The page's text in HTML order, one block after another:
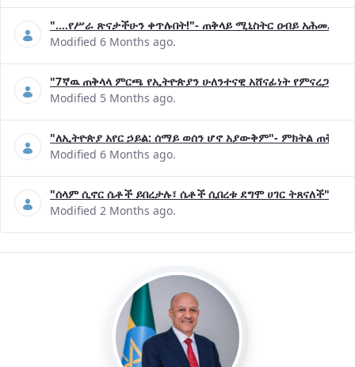
"....የሥራ ጽናታችሁን ቀጥሉበት!"- ጠቅላይ ሚኒስትር ዐብይ አሕመድ (ዶ/
Modified 6 Months ago.
"7ኛዉ ጠቅላላ ምርጫ የኢትዮጵያን ሁለንተናዊ አሸናፊነት
Modified 5 Months ago.
"ለኢትዮጵያ አየር ኃይል: ሰማይ ወሰን ሆኖ አያውቅም"- ምክትል ጠቅላይ
Modified 6 Months ago.
"ሰላም ሲኖር ሴቶች ይበረታሉ፣ ሴቶች ሲበረቱ ደግሞ ሀገር ትጸናለች"-
Modified 2 Months ago.